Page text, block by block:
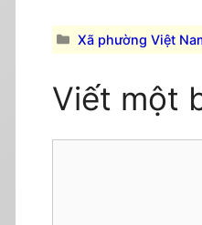
Danh
mục
Xã phường Việt
Viết một